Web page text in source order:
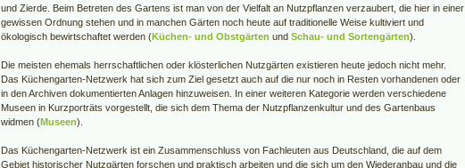
und Zierde. Beim Betreten des Gartens ist man von der Vielfalt an Nutzpflanzen verzaubert, die hier in einer
gewissen Ordnung stehen und in manchen Gärten noch heute auf traditionelle Weise kultiviert und
ökologisch bewirtschaftet werden (Küchen- und Obstgärten und Schau- und Sortengärten).
Die meisten ehemals herrschaftlichen oder klösterlichen Nutzgärten existieren heute jedoch nicht mehr.
Das Küchengarten-Netzwerk hat sich zum Ziel gesetzt auch auf die nur noch in Resten vorhandenen oder
in den Archiven dokumentierten Anlagen hinzuweisen. In einer weiteren Kategorie werden verschiedene
Museen in Kurzporträts vorgestellt, die sich dem Thema der Nutzpflanzenkultur und des Gartenbaus
widmen (Museen).
Das Küchengarten-Netzwerk ist ein Zusammenschluss von Fachleuten aus Deutschland, die auf dem
Gebiet historischer Nutzgärten forschen und praktisch arbeiten und die sich um den Wiederanbau und die